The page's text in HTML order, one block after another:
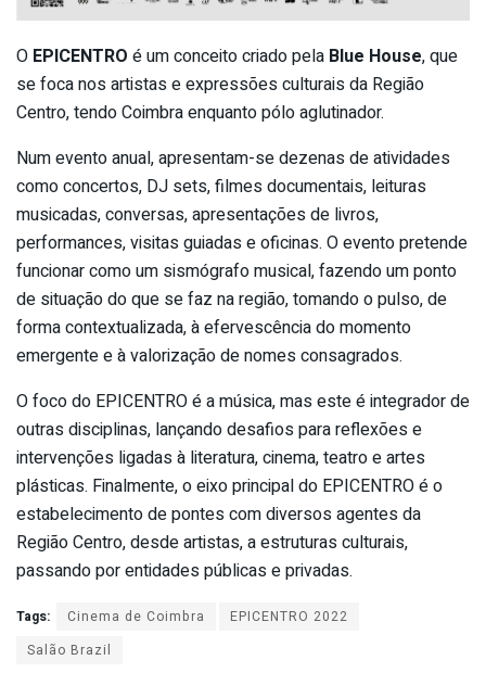
O EPICENTRO é um conceito criado pela Blue House, que
se foca nos artistas e expressões culturais da Região
Centro, tendo Coimbra enquanto pólo aglutinador.
Num evento anual, apresentam-se dezenas de atividades
como concertos, DJ sets, filmes documentais, leituras
musicadas, conversas, apresentações de livros,
performances, visitas guiadas e oficinas. O evento pretende
funcionar como um sismógrafo musical, fazendo um ponto
de situação do que se faz na região, tomando o pulso, de
forma contextualizada, à efervescência do momento
emergente e à valorização de nomes consagrados.
O foco do EPICENTRO é a música, mas este é integrador de
outras disciplinas, lançando desafios para reflexões e
intervenções ligadas à literatura, cinema, teatro e artes
plásticas. Finalmente, o eixo principal do EPICENTRO é o
estabelecimento de pontes com diversos agentes da
Região Centro, desde artistas, a estruturas culturais,
passando por entidades públicas e privadas.
Tags: Cinema de Coimbra
EPICENTRO 2022
Salão Brazil